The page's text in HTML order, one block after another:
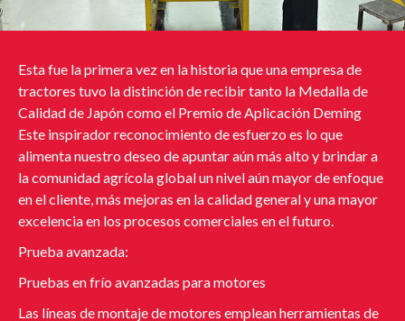
Esta fue la primera vez en la historia que una empresa de
tractores tuvo la distinción de recibir tanto la Medalla de
Calidad de Japón como el Premio de Aplicación Deming
Este inspirador reconocimiento de esfuerzo es lo que
alimenta nuestro deseo de apuntar aún más alto y brindar a
la comunidad agrícola global un nivel aún mayor de enfoque
en el cliente, más mejoras en la calidad general y una mayor
excelencia en los procesos comerciales en el futuro.
Prueba avanzada:
Pruebas en frío avanzadas para motores
Las líneas de montaje de motores emplean herramientas de